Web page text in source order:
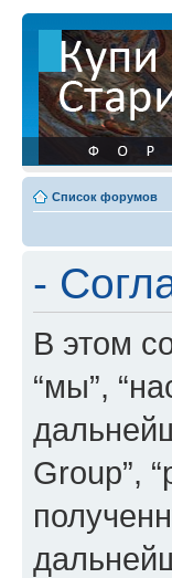
Список форумов
-
В этом
“мы”,
Group”,